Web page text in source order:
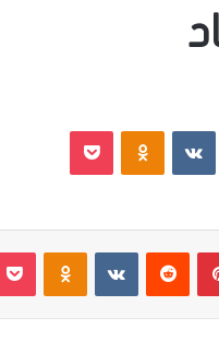
‏VKontakte
بينتيريست ‏VKontakte